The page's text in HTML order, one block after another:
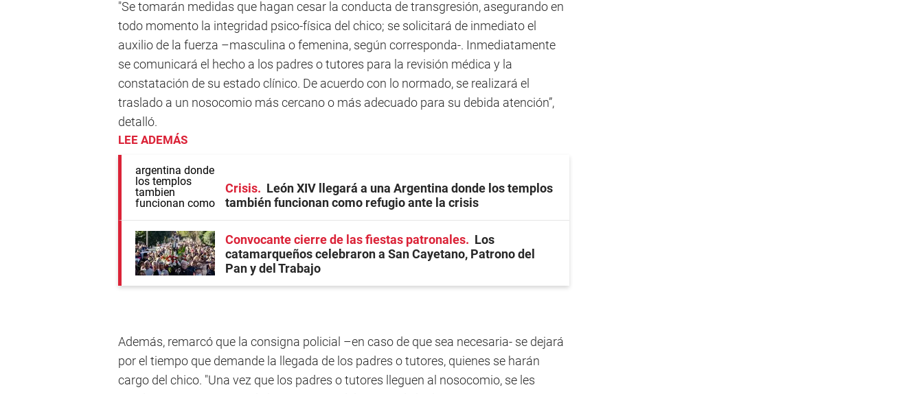
"Se tomarán medidas que hagan cesar la conducta de transgresión, asegurando en
todo momento la integridad psico-física del chico; se solicitará de inmediato el
auxilio de la fuerza –masculina o femenina, según corresponda-. Inmediatamente
se comunicará el hecho a los padres o tutores para la revisión médica y la
constatación de su estado clínico. De acuerdo con lo normado, se realizará el
traslado a un nosocomio más cercano o más adecuado para su debida atención”,
detalló.
LEE ADEMÁS
Crisis
León XIV llegará a una Argentina donde los templos
también funcionan como refugio ante la crisis
Convocante cierre de las fiestas patronales
Los
catamarqueños celebraron a San Cayetano, Patrono del
Pan y del Trabajo
Además, remarcó que la consigna policial –en caso de que sea necesaria- se dejará
por el tiempo que demande la llegada de los padres o tutores, quienes se harán
cargo del chico. "Una vez que los padres o tutores lleguen al nosocomio, se les